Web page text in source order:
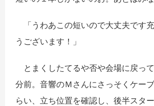
「うわあこの短いので大丈夫です
うございます！」
とまくしたてるや否や会場に戻っ
分前。音響のＭさんにさっそくケー
らい、立ち位置を確認し、後半スタ